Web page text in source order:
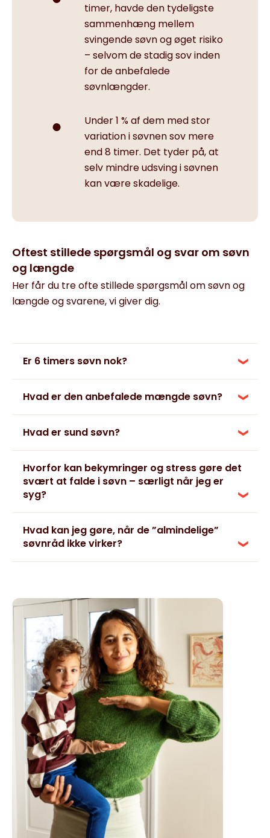
timer, havde den tydeligste
sammenhæng mellem
svingende søvn og øget risiko
– selvom de stadig sov inden
for de anbefalede
søvnlængder.
Under 1 % af dem med stor
variation i søvnen sov mere
end 8 timer. Det tyder på, at
selv mindre udsving i søvnen
kan være skadelige.
Oftest stillede spørgsmål og svar om søvn
og længde
Her får du tre ofte stillede spørgsmål om søvn og
længde og svarene, vi giver dig.
Er 6 timers søvn nok?
Hvad er den anbefalede mængde søvn?
Hvad er sund søvn?
Hvorfor kan bekymringer og stress gøre det
svært at falde i søvn – særligt når jeg er
syg?
Hvad kan jeg gøre, når de ”almindelige”
søvnråd ikke virker?